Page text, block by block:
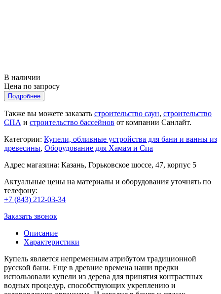
В наличии
Цена по запросу
Подробнее
Также вы можете заказать строительство саун, строительство
СПА и строительство бассейнов от компании Санлайт.
Категории: Купели, обливные устройства для бани и ванны из
древесины, Оборудование для Хамам и Спа
Адрес магазина: Казань, Горьковское шоссе, 47, корпус 5
Актуальные цены на материалы и оборудования уточнять по
телефону:
+7 (843) 212-03-34
Заказать звонок
Описание
Характеристики
Купель является непременным атрибутом традиционной
русской бани. Еще в древние времена наши предки
использовали купели из дерева для принятия контрастных
водных процедур, способствующих укреплению и